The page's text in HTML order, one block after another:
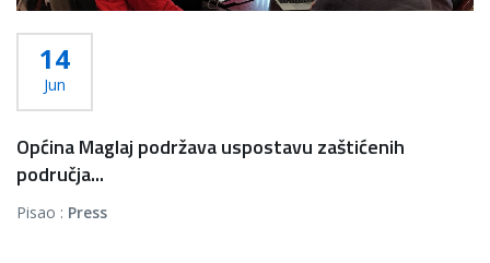
14
Jun
Općina Maglaj podržava uspostavu zaštićenih
područja...
Pisao : Press